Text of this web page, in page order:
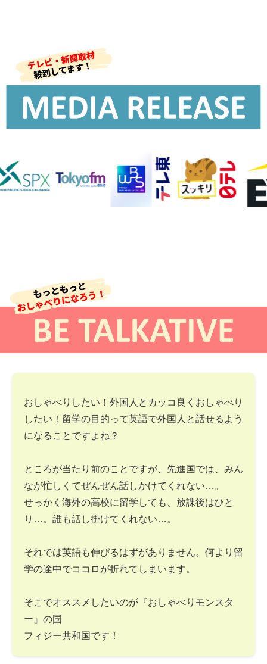
おしゃべりしたい！外国人とカッコ良くおしゃべり
したい！留学の目的って英語で外国人と話せるよう
になることですよね？
ところが当たり前のことですが、先進国では、みん
なが忙しくてぜんぜん話しかけてくれない…。
せっかく海外の高校に留学しても、放課後はひと
り…。誰も話し掛けてくれない…。
それでは英語も伸びるはずがありません。何より留
学の途中でココロが折れてしまいます。
そこでオススメしたいのが『おしゃべりモンスタ
ー』の国
フィジー共和国です！